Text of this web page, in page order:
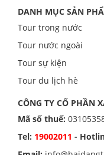
DANH MỤC SẢN
Tour trong nước
Tour nước ngoài
Tour sự kiện
Tour du lịch hè
CÔNG TY CỔ PHẦN
Mã số thuế:
Tel: 19002011 -